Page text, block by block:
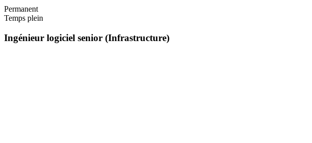
Permanent
Temps plein
Ingénieur logiciel senior (Infrastructure)